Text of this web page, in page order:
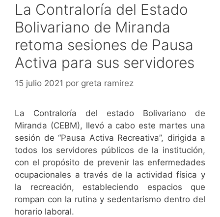
La Contraloría del Estado
Bolivariano de Miranda
retoma sesiones de Pausa
Activa para sus servidores
15 julio 2021 por greta ramirez
La Contraloría del estado Bolivariano de
Miranda (CEBM), llevó a cabo este martes una
sesión de “Pausa Activa Recreativa”, dirigida a
todos los servidores públicos de la institución,
con el propósito de prevenir las enfermedades
ocupacionales a través de la actividad física y
la recreación, estableciendo espacios que
rompan con la rutina y sedentarismo dentro del
horario laboral.